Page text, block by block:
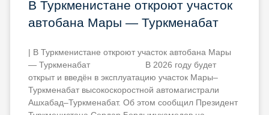
В Туркменистане откроют участок
автобана Мары — Туркменабат
| В Туркменистане откроют участок автобана Мары
— Туркменабат В 2026 году будет
открыт и введён в эксплуатацию участок Мары–
Туркменабат высокоскоростной автомагистрали
Ашхабад–Туркменабат. Об этом сообщил Президент